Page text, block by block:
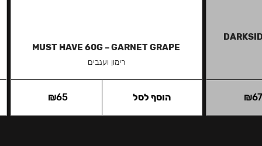
₪
MUST HAVE 60G – GARNET GRAPE
רימון וענבים
₪65 הוסף לסל